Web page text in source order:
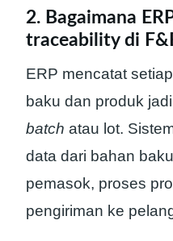
2. Bagaimana
traceability di
ERP mencatat
baku dan produk
batch atau lot.
data dari bahan
pemasok, proses
pengiriman ke